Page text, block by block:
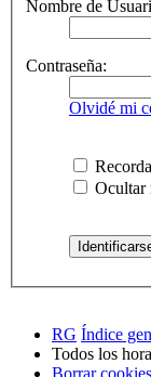
Nombre de
Contraseña:
Olvidé mi
Ocultar
RG Índice
Todos los
Borrar cookies